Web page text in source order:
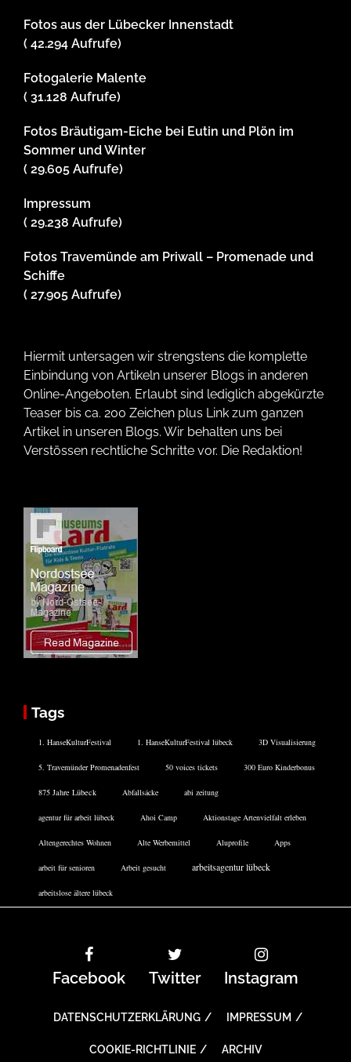
Fotos aus der Lübecker Innenstadt
( 42.294 Aufrufe)
Fotogalerie Malente
( 31.128 Aufrufe)
Fotos Bräutigam-Eiche bei Eutin und Plön im
Sommer und Winter
( 29.605 Aufrufe)
Impressum
( 29.238 Aufrufe)
Fotos Travemünde am Priwall – Promenade und
Schiffe
( 27.905 Aufrufe)
Hiermit untersagen wir strengstens die komplette
Einbindung von Artikeln unserer Blogs in anderen
Online-Angeboten. Erlaubt sind lediglich abgekürzte
Teaser bis ca. 200 Zeichen plus Link zum ganzen
Artikel in unseren Blogs. Wir behalten uns bei
Verstössen rechtliche Schritte vor. Die Redaktion!
Tags
1. HanseKulturFestival 1. HanseKulturFestival lübeck 3D Visualisierung
5. Travemünder Promenadenfest 50 voices tickets 300 Euro Kinderbonus
875 Jahre Lübeck Abfallsäcke abi zeitung
agentur für arbeit lübeck Ahoi Camp Aktionstage Artenvielfalt erleben
Altengerechtes Wohnen Alte Werbemittel Aluprofile Apps
arbeit für senioren Arbeit gesucht arbeitsagentur lübeck
arbeitslose ältere lübeck
Facebook Twitter Instagram
DATENSCHUTZERKLÄRUNG IMPRESSUM
COOKIE-RICHTLINIE ARCHIV